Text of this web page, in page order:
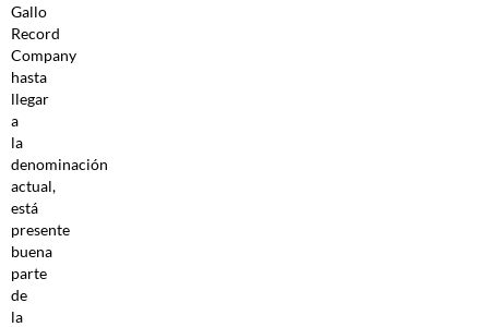
Gallo
Record
Company
hasta
llegar
a
la
denominación
actual,
está
presente
buena
parte
de
la